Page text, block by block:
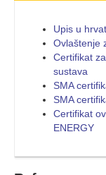
Upis u
Ovlaštenje
Certifikat
sustava
SMA
SMA
Certifikat
ENERGY